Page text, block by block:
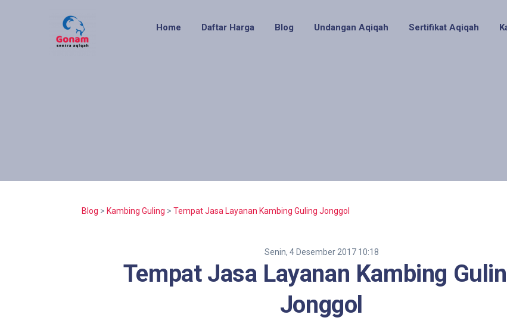
Home Daftar Harga Blog Undangan Aqiqah Sertifikat Aqiqah
Blog > Kambing Guling > Tempat Jasa Layanan Kambing Guling Jonggol
Senin, 4 Desember 2017 10:18
Tempat Jasa Layanan Kambing
Jonggol